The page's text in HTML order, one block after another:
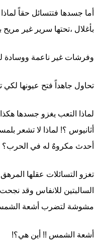
أما جسدها فتتسائل حقاً
بأغلال ،تحتها سرير غير مريح
وفرشات غير ناعمة ووسادة
تحاول جاهداً فتح عيونها
لماذا التعب يغزو جسدها
أثانيوس ؟! لماذا لا تشعر
أحدث مكروهٌ له في الحرب؟
تغزو التسائلات عقلها
السالبتين للانفاس وقد
مشوشة لتضرب أشعة الشمس
أشعة الشمس !! أين هي؟!